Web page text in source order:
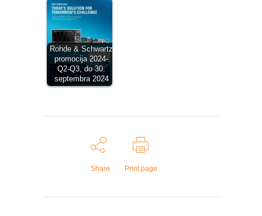
Rohde & Schwartz
promocija 2024-
Q2-Q3, do 30.
septembra 2024
Share Print page